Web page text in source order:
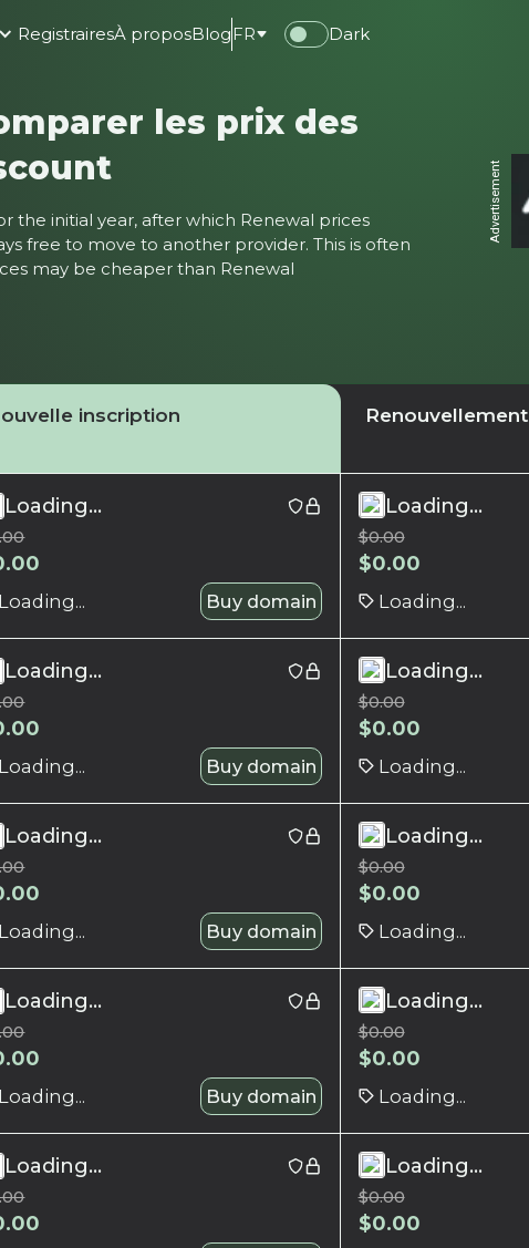
RegistrairesÀ proposBlog FR Dark
les prix des
the initial year, after which Renewal prices
free to move to another provider. This is often
may be cheaper than Renewal
Advertisement
inscription Renouvellement
Loading...
Loading... Buy domain
Loading...
$0.00
$0.00
Loading...
Loading...
Loading... Buy domain
Loading...
$0.00
$0.00
Loading...
Loading...
Loading... Buy domain
Loading...
$0.00
$0.00
Loading...
Loading...
Loading... Buy domain
Loading...
$0.00
$0.00
Loading...
Loading... Loading...
$0.00
$0.00